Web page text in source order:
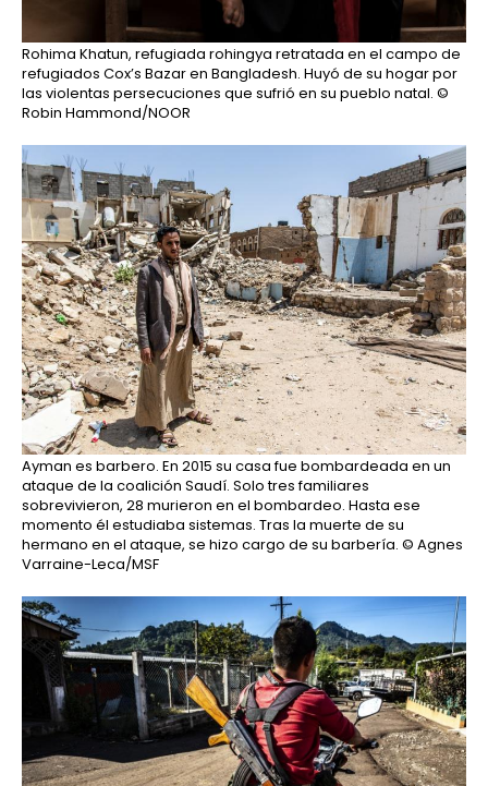
Rohima Khatun, refugiada rohingya retratada en el campo de
refugiados Cox’s Bazar en Bangladesh. Huyó de su hogar por
las violentas persecuciones que sufrió en su pueblo natal. ©
Robin Hammond/NOOR
Ayman es barbero. En 2015 su casa fue bombardeada en un
ataque de la coalición Saudí. Solo tres familiares
sobrevivieron, 28 murieron en el bombardeo. Hasta ese
momento él estudiaba sistemas. Tras la muerte de su
hermano en el ataque, se hizo cargo de su barbería. © Agnes
Varraine-Leca/MSF